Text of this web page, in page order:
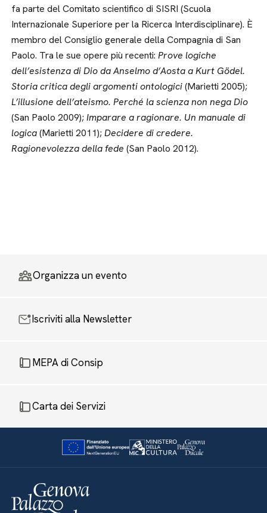
fa parte del Comitato scientifico di SISRI (Scuola
Internazionale Superiore per la Ricerca Interdisciplinare). È
membro del Consiglio generale della Compagnia di San
Paolo. Tra le sue opere più recenti:Prove logiche
dell’esistenza di Dio da Anselmo d’Aosta a Kurt Gödel.
Storia critica degli argomenti ontologici(Marietti 2005);
L’illusione dell’ateismo. Perché la scienza non nega Dio
(San Paolo 2009);Imparare a ragionare. Un manuale di
logica(Marietti 2011);Decidere di credere.
Ragionevolezza della fede (San Paolo 2012).
Organizza un evento
Iscriviti alla Newsletter
MEPA di Consip
Carta dei Servizi